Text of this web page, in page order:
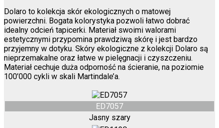
Dolaro to kolekcja skór ekologicznych o matowej
powierzchni. Bogata kolorystyka pozwoli łatwo dobrać
idealny odcień tapicerki. Materiał swoimi walorami
estetycznymi przypomina prawdziwą skórę i jest bardzo
przyjemny w dotyku. Skóry ekologiczne z kolekcji Dolaro są
nieprzemakalne oraz łatwe w pielęgnacji i czyszczeniu.
Materiał cechuje duża odporność na ścieranie, na poziomie
100’000 cykli w skali Martindale’a.
ED7057
Jasny szary